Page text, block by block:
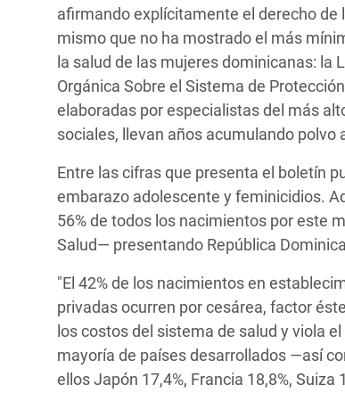
afirmando explícitamente el derecho de
mismo que no ha mostrado el más
la salud de las mujeres dominicanas: la
Orgánica Sobre el Sistema de
elaboradas por especialistas del más
sociales, llevan años acumulando
Entre las cifras que presenta el boletín
embarazo adolescente y feminicidios.
56% de todos los nacimientos por este
Salud— presentando República
"El 42% de los nacimientos en
privadas ocurren por cesárea, factor
los costos del sistema de salud y viola
mayoría de países desarrollados —así
ellos Japón 17,4%, Francia 18,8%, Suiza